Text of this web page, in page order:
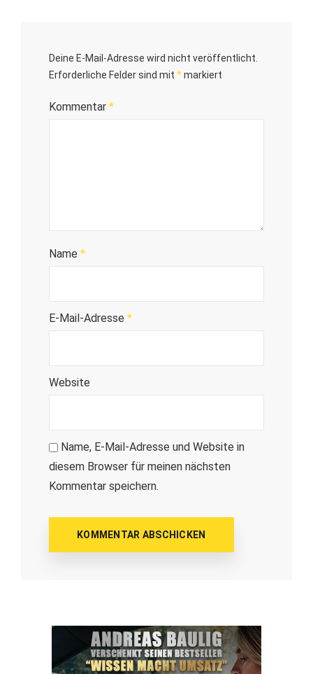
Deine E-Mail-Adresse wird nicht veröffentlicht.
Erforderliche Felder sind mit *markiert
Kommentar *
Name *
E-Mail-Adresse *
Website
Name, E-Mail-Adresse und Website in
diesem Browser für meinen nächsten
Kommentar speichern.